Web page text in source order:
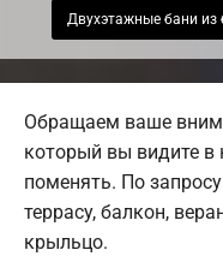
Двухэтажные бани из
Обращаем ваше
который вы видите
поменять. По
террасу, балкон,
крыльцо.